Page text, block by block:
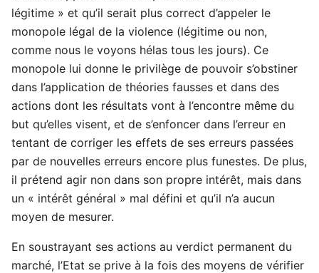
légitime » et qu’il serait plus correct d’appeler le
monopole légal de la violence (légitime ou non,
comme nous le voyons hélas tous les jours). Ce
monopole lui donne le privilège de pouvoir s’obstiner
dans l’application de théories fausses et dans des
actions dont les résultats vont à l’encontre même du
but qu’elles visent, et de s’enfoncer dans l’erreur en
tentant de corriger les effets de ses erreurs passées
par de nouvelles erreurs encore plus funestes. De plus,
il prétend agir non dans son propre intérêt, mais dans
un « intérêt général » mal défini et qu’il n’a aucun
moyen de mesurer.
En soustrayant ses actions au verdict permanent du
marché, l’Etat se prive à la fois des moyens de vérifier